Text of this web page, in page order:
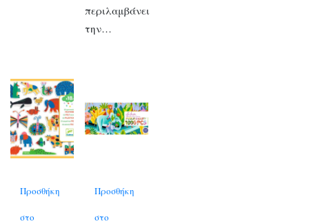
περιλαμβάνει
την…
Προσθήκη
στο
Προσθήκη
στο